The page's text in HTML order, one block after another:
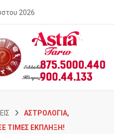
2026
ΑΣΤΡΟΛΟΓΙΑ,
ΤΙΜΕΣ ΕΚΠΛΗΞΗ!